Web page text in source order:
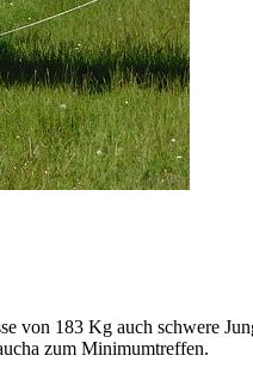
von 183 Kg auch schwere
zum Minimumtreffen.